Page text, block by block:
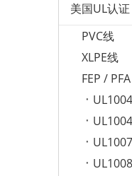
美国UL认证
PVC线
XLPE线
FEP /